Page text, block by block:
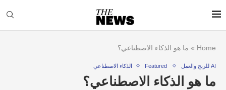
Home
» ما هو الذكاء الاصطناعي؟
AI للربح والعمل Featured الذكاء الاصطناعي
ما هو الذكاء الاصطناعي؟